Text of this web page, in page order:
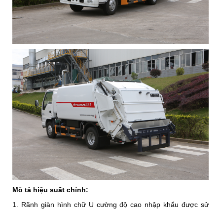
Mô tả hiệu suất chính:
1. Rãnh giàn hình chữ U cường độ cao nhập khẩu được sử